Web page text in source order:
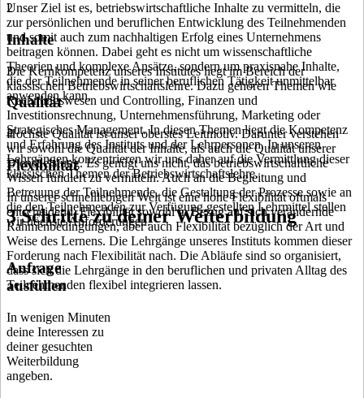
Unser Ziel ist es, betriebswirtschaftliche Inhalte zu vermitteln, die
zur persönlichen und beruflichen Entwicklung des Teilnehmenden
und somit auch zum nachhaltigen Erfolg eines Unternehmens
beitragen können. Dabei geht es nicht um wissenschaftliche
Theorien und komplexe Ansätze, sondern um praxisnahe Inhalte,
die der Teilnehmende in seiner beruflichen Tätigkeit unmittelbar
anwenden kann.
2
Inhalte
Die Kernkompetenz unseres Institutes liegt im Bereich der
klassischen Betriebswirtschaftslehre. Dazu gehören Themen wie
Rechnungswesen und Controlling, Finanzen und
Investitionsrechnung, Unternehmensführung, Marketing oder
Strategisches Management. In diesen Themen liegt die Kompetenz
und Erfahrung des Instituts und der Lehrpersonen. In unseren
Lehrgängen konzentrieren wir uns daher auf die Vermittlung dieser
klassischen Themen der Betriebswirtschaftslehre.
3
Qualität
Höchste Qualität ist unser oberstes Leitmotiv. Darunter verstehen
wir sowohl die Qualität der Inhalte, als auch die Qualität unserer
Dienstleistung. Es genügt uns nicht, das betriebswirtschaftliche
Wissen fundiert zu vermitteln. Auch an die Begleitung und
Betreuung der Teilnehmende, die Gestaltung der Prozesse sowie an
die den Teilnehmenden zur Verfügung gestellten Lehrmittel stellen
wir höchste Anforderungen.
4
Flexibilität
In unserer schnelllebigen Welt ist eine hohe Flexibilität oftmals
entscheidend. Flexibilität sowohl in Bezug auf sich verändernde
Rahmenbedingungen, aber auch Flexibilität bezüglich der Art und
Weise des Lernens. Die Lehrgänge unseres Instituts kommen dieser
Forderung nach Flexibilität nach. Die Abläufe sind so organisiert,
dass sich die Lehrgänge in den beruflichen und privaten Alltag des
Teilnehmenden flexibel integrieren lassen.
3 Schritte zu deiner Weiterbildung
Anfrage
ausfüllen
In wenigen Minuten
deine Interessen zu
deiner gesuchten
Weiterbildung
angeben.